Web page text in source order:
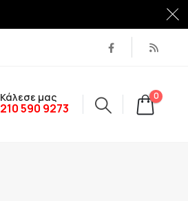
Κάλεσε μας
210 590 9273
0